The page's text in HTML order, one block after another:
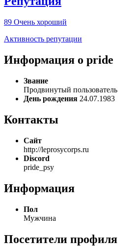
89 Очень хороший
Активность репутации
Информация о pride
Звание
Продвинутый пользователь
День рождения 24.07.1983
Контакты
Сайт
http://leprosycorps.ru
Discord
pride_psy
Информация
Пол
Мужчина
Посетители профиля